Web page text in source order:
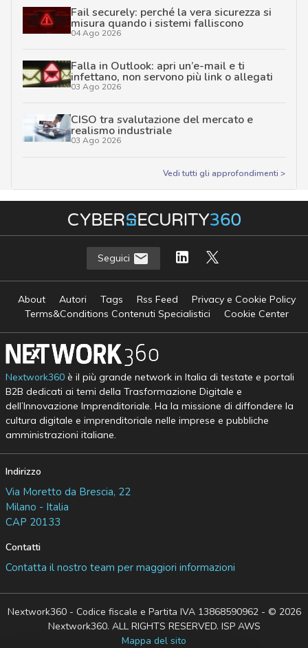
Fail securely: perché la vera sicurezza si
misura quando i sistemi falliscono
04 Ago 2026
Falla in Outlook: apri un’e-mail e ti
infettano, non servono più link o allegati
03 Ago 2026
CISO tra svalutazione del mercato e
realismo industriale
03 Ago 2026
Vedi tutti gli approfondimenti >
Seguici
About Autori Tags Rss Feed
Privacy e Cookie Policy
Terms&Conditions Contenuti Specialistici
Cookie Center
Nextwork360è il più grande network in Italia di testate e portali
B2B dedicati ai temi della Trasformazione Digitale e
dell’Innovazione Imprenditoriale. Ha la missione di diffondere la
cultura digitale e imprenditoriale nelle imprese e pubbliche
amministrazioni italiane.
Indirizzo
Via Moretto da Brescia, 22
Milano - Italia
CAP 20133
Contatti
Contatta il nostro team per maggiori informazioni
Nextwork360 - Codice fiscale e Partita IVA 13868590962 - © 2026
Nextwork360. ALL RIGHTS RESERVED. ISP AWS
Mappa del sito